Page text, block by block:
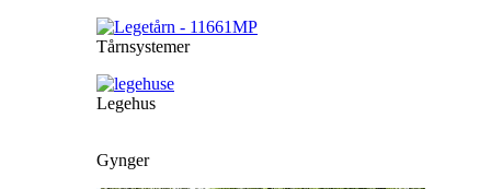
Tårnsystemer
Legehus
Gynger